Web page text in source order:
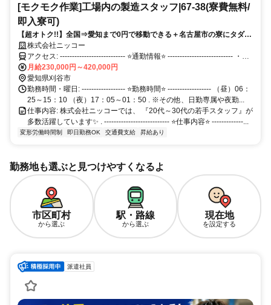
[モクモク作業]工場内の製造スタッフ|67-38(寮費無料/
即入寮可)
【超オトク!!】全国⇒愛知まで0円で移動できる＋名古屋市の寮にタダで
住める★引っ越し費用2万円補助！所持金なし＆携帯なしOK！
株式会社ニッコー
アクセス: --------------------------- ⭐通勤情報⭐ --------------------------- ・通
月給230,000円～420,000円
愛知県刈谷市
勤務時間・曜日: ------------------ ⭐勤務時間⭐ ------------------ （昼）06：
25～15：10 （夜）17：05～01：50 . ※その他、日勤専属や夜勤...
仕事内容: 株式会社ニッコーでは、 『20代～30代の若手スタッフ』が
多数活躍しています✨ . --------------------------- ⭐仕事内容⭐ -------------...
変形労働時間制 即日勤務OK 交通費支給 昇給あり
勤務地も選ぶと見つけやすくなるよ
市区町村
から選ぶ
駅・路線
から選ぶ
現在地
を設定する
派遣社員